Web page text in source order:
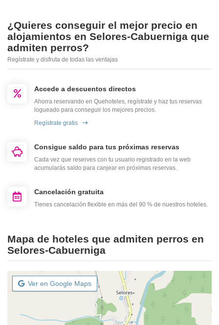
¿Quieres conseguir el mejor precio en
alojamientos en Selores-Cabuerniga que
admiten perros?
Regístrate y disfruta de todas las ventajas
Accede a descuentos directos
Ahorra reservando en Quehoteles, regístrate y haz tus reservas
logueado para conseguir los mejores precios.
Regístrate gratis
Consigue saldo para tus próximas reservas
Cada vez que reserves con tu usuario registrado en la web
acumularás saldo para canjear en próximas reservas.
Cancelación gratuita
Tienes cancelación flexible en más del 90 % de nuestros hoteles.
Mapa de hoteles que admiten perros en
Selores-Cabuerniga
Ver en Google Maps